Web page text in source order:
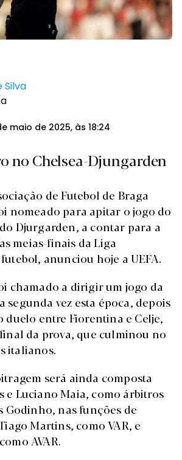
Silva
maio de 2025, às 18:24
no Chelsea-Djungarden
de Futebol de Braga
nomeado para apitar o jogo do
Djurgarden, a contar para a
meias-finais da Liga
anunciou hoje a UEFA.
chamado a dirigir um jogo da
segunda vez esta época, depois
duelo entre Fiorentina e Celje,
da prova, que culminou no
italianos.
será ainda composta
e Luciano Maia, como árbitros
Godinho, nas funções de
Martins, como VAR, e
AVAR.